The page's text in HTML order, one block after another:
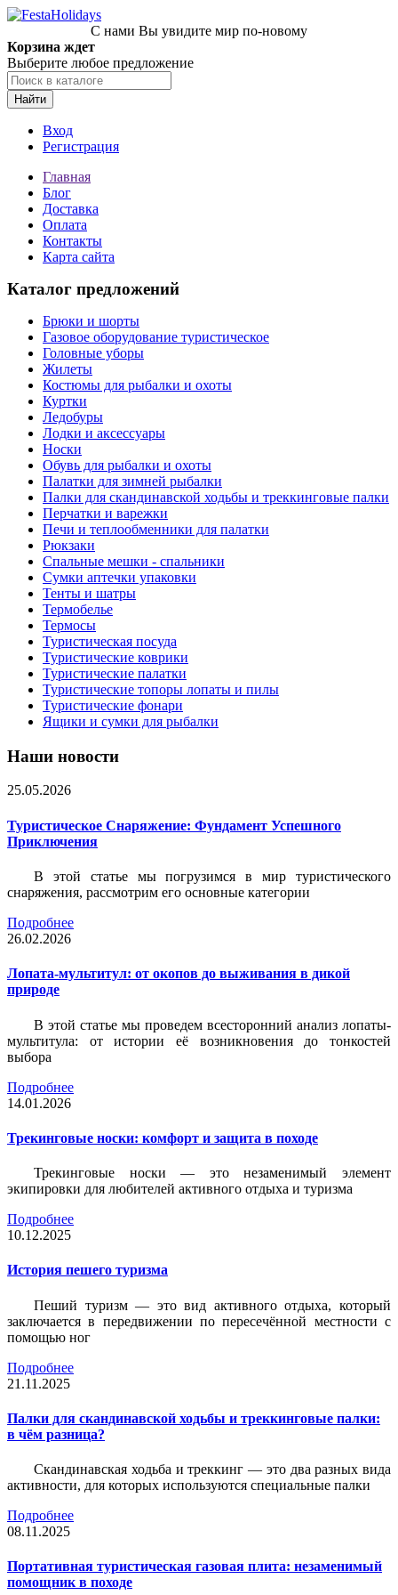
С нами Вы увидите мир по-новому
Корзина ждет
Выберите любое предложение
Найти
Вход
Регистрация
Главная
Блог
Доставка
Оплата
Контакты
Карта сайта
Каталог предложений
Брюки и шорты
Газовое оборудование туристическое
Головные уборы
Жилеты
Костюмы для рыбалки и охоты
Куртки
Ледобуры
Лодки и аксессуары
Носки
Обувь для рыбалки и охоты
Палатки для зимней рыбалки
Палки для скандинавской ходьбы и треккинговые палки
Перчатки и варежки
Печи и теплообменники для палатки
Рюкзаки
Спальные мешки - спальники
Сумки аптечки упаковки
Тенты и шатры
Термобелье
Термосы
Туристическая посуда
Туристические коврики
Туристические палатки
Туристические топоры лопаты и пилы
Туристические фонари
Ящики и сумки для рыбалки
Наши новости
25.05.2026
Туристическое Снаряжение: Фундамент Успешного
Приключения
В этой статье мы погрузимся в мир туристического
снаряжения, рассмотрим его основные категории
Подробнее
26.02.2026
Лопата-мультитул: от окопов до выживания в дикой
природе
В этой статье мы проведем всесторонний анализ лопаты-
мультитула: от истории её возникновения до тонкостей
выбора
Подробнее
14.01.2026
Трекинговые носки: комфорт и защита в походе
Трекинговые носки — это незаменимый элемент
экипировки для любителей активного отдыха и туризма
Подробнее
10.12.2025
История пешего туризма
Пеший туризм — это вид активного отдыха, который
заключается в передвижении по пересечённой местности с
помощью ног
Подробнее
21.11.2025
Палки для скандинавской ходьбы и треккинговые палки:
в чём разница?
Скандинавская ходьба и треккинг — это два разных вида
активности, для которых используются специальные палки
Подробнее
08.11.2025
Портативная туристическая газовая плита: незаменимый
помощник в походе